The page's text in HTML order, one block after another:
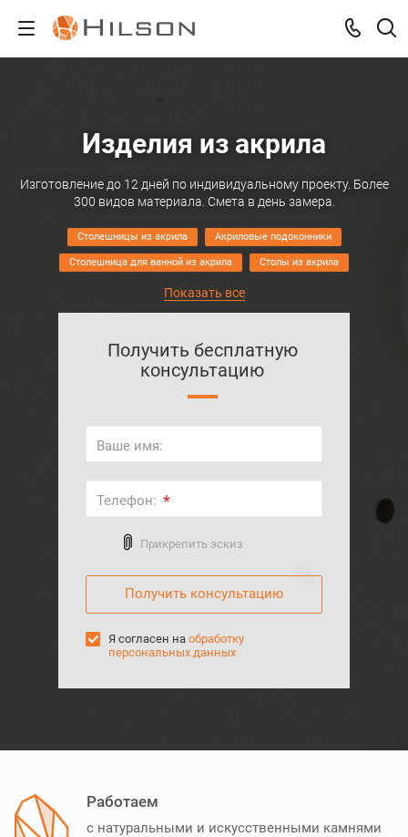
Изделия из акрила
Изготовление до 12 дней по индивидуальному проекту. Более
300 видов материала. Смета в день замера.
Столешницы из акрила Акриловые подоконники
Столешница для ванной из акрила Столы из акрила
Акриловые фартуки для кухни
Получить бесплатную
консультацию
Ваше имя:
Телефон: *
Прикрепить эскиз
Выберите файл
Я согласен на обработку
персональных данных
Работаем
с натуральными и искусственными камнями